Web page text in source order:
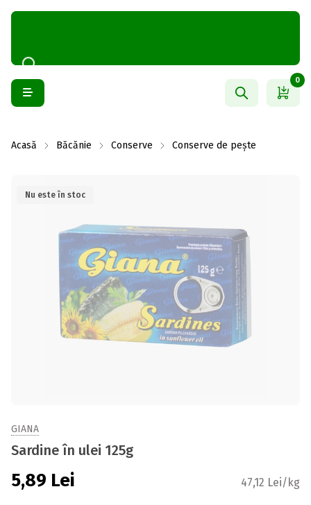
0
Acasă Băcănie Conserve Conserve de pește
Nu este în stoc
GIANA
Sardine în ulei 125g
5,89 Lei 47,12 Lei/kg